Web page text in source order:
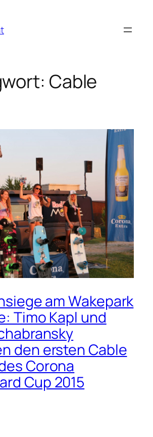
Cable
am Wakepark
Timo Kapl und
den ersten Cable
Corona
Cup 2015